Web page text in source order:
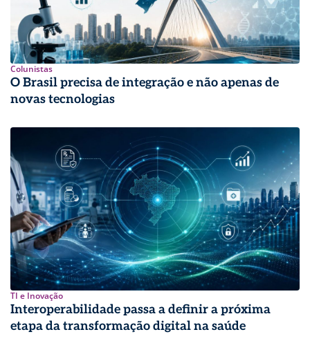
Colunistas
O Brasil precisa de integração e não apenas de
novas tecnologias
TI e Inovação
Interoperabilidade passa a definir a próxima
etapa da transformação digital na saúde